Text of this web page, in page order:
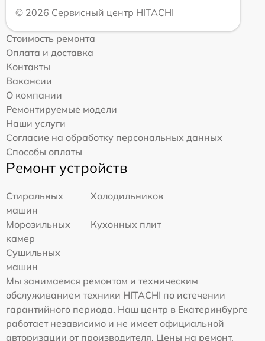
© 2026 Сервисный центр HITACHI
Стоимость ремонта
Оплата и доставка
Контакты
Вакансии
О компании
Ремонтируемые модели
Наши услуги
Согласие на обработку персональных данных
Способы оплаты
Ремонт устройств
Стиральных
машин
Холодильников
Морозильных
камер
Кухонных плит
Сушильных
машин
Мы занимаемся ремонтом и техническим
обслуживанием техники HITACHI по истечении
гарантийного периода. Наш центр в Екатеринбурге
работает независимо и не имеет официальной
авторизации от производителя. Цены на ремонт,